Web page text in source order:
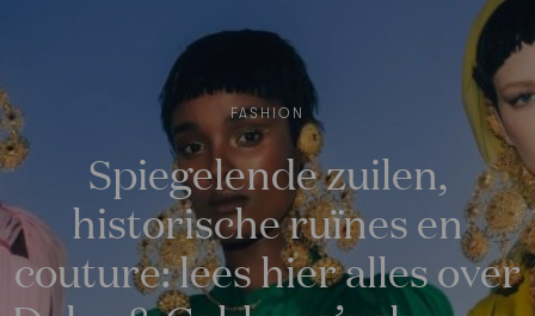
FASHION
Spiegelende zuilen,
historische ruïnes en
couture: lees hier alles over